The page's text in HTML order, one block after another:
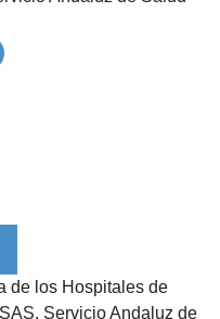
de los Hospitales de
Servicio Andaluz de